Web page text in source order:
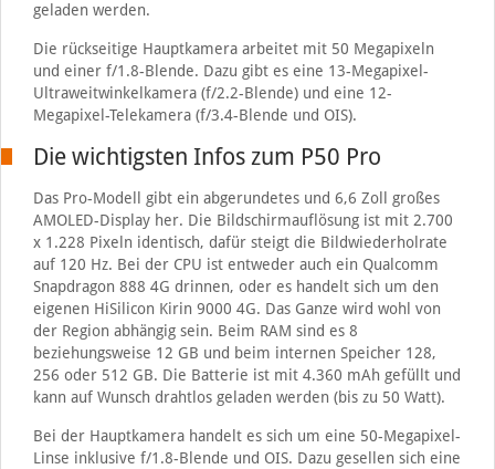
geladen werden.
Die rückseitige Hauptkamera arbeitet mit 50 Megapixeln
und einer f/1.8-Blende. Dazu gibt es eine 13-Megapixel-
Ultraweitwinkelkamera (f/2.2-Blende) und eine 12-
Megapixel-Telekamera (f/3.4-Blende und OIS).
Die wichtigsten Infos zum P50 Pro
Das Pro-Modell gibt ein abgerundetes und 6,6 Zoll großes
AMOLED-Display her. Die Bildschirmauflösung ist mit 2.700
x 1.228 Pixeln identisch, dafür steigt die Bildwiederholrate
auf 120 Hz. Bei der CPU ist entweder auch ein Qualcomm
Snapdragon 888 4G drinnen, oder es handelt sich um den
eigenen HiSilicon Kirin 9000 4G. Das Ganze wird wohl von
der Region abhängig sein. Beim RAM sind es 8
beziehungsweise 12 GB und beim internen Speicher 128,
256 oder 512 GB. Die Batterie ist mit 4.360 mAh gefüllt und
kann auf Wunsch drahtlos geladen werden (bis zu 50 Watt).
Bei der Hauptkamera handelt es sich um eine 50-Megapixel-
Linse inklusive f/1.8-Blende und OIS. Dazu gesellen sich eine